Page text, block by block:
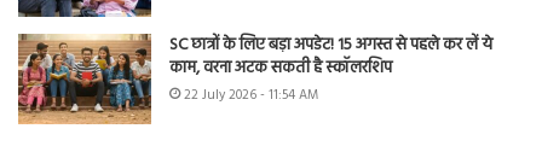
SC छात्रों के लिए बड़ा अपडेट! 15 अगस्त से पहले कर लें ये
काम, वरना अटक सकती है स्कॉलरशिप
22 July 2026 - 11:54 AM